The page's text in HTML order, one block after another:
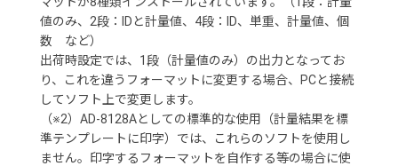
値のみ、2段：IDと計量値、4段：ID、単重、計量値、個
数 など）
出荷時設定では、1段（計量値のみ）の出力となってお
り、これを違うフォーマットに変更する場合、PCと接続
してソフト上で変更します。
（※2）AD-8128Aとしての標準的な使用（計量結果を標
準テンプレートに印字）では、これらのソフトを使用し
ません。印字するフォーマットを自作する等の場合に使